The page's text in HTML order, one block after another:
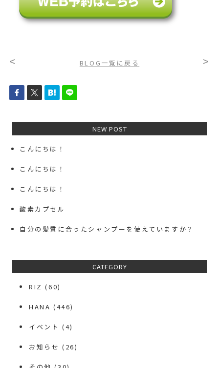
< BLOG一覧に戻る >
NEW POST
こんにちは！
こんにちは！
こんにちは！
酸素カプセル
自分の髪質に合ったシャンプーを使えていますか？
CATEGORY
RIZ (60)
HANA (446)
イベント (4)
お知らせ (26)